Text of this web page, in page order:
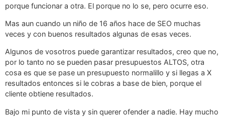
porque funcionar a otra. El porque no lo se, pero ocurre eso.
Mas aun cuando un niño de 16 años hace de SEO muchas
veces y con buenos resultados algunas de esas veces.
Algunos de vosotros puede garantizar resultados, creo que no,
por lo tanto no se pueden pasar presupuestos ALTOS, otra
cosa es que se pase un presupuesto normalillo y si llegas a X
resultados entonces si le cobras a base de bien, porque el
cliente obtiene resultados.
Bajo mi punto de vista y sin querer ofender a nadie. Hay mucho